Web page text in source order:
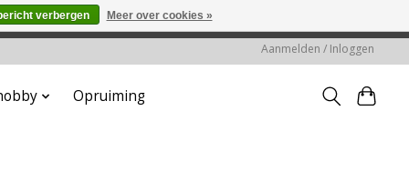
Aanmelden / Inloggen
Opruiming
verbergen Meer over cookies »
gehonoreerd of verwerkt.